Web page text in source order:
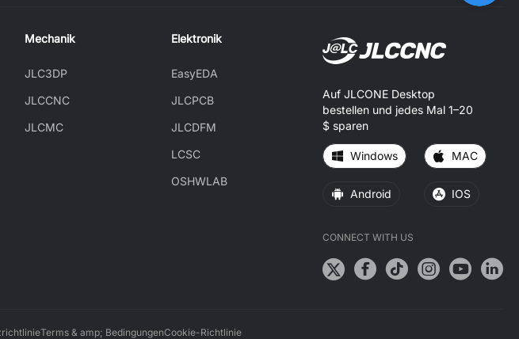
Mechanik
JLC3DP
JLCCNC
JLCMC
Elektronik
EasyEDA
JLCPCB
JLCDFM
LCSC
OSHWLAB
Auf JLCONE Desktop
bestellen und jedes Mal 1–20
$ sparen
Windows MAC
Android IOS
CONNECT WITH US
Terms & amp; BedingungenCookie-Richtlinie